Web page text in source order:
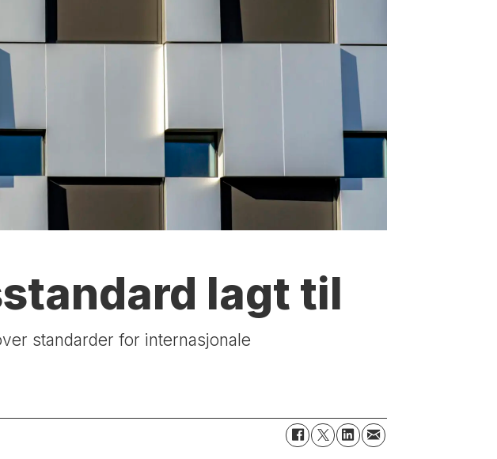
lagt til
standarder for internasjonale